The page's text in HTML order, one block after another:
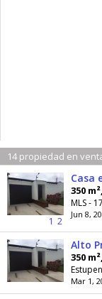
14 propiedad en
1 2
350
MLS -
Jun 8,
350
Mar 1,